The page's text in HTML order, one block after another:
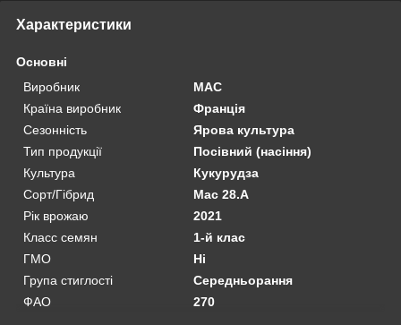
Характеристики
Основні
Виробник
MAC
Країна виробник
Франція
Сезонність
Ярова культура
Тип продукції
Посівний (насіння)
Культура
Кукурудза
Сорт/Гібрид
Мас 28.А
Рік врожаю
2021
Класс семян
1-й клас
ГМО
Ні
Група стиглості
Середньорання
ФАО
270